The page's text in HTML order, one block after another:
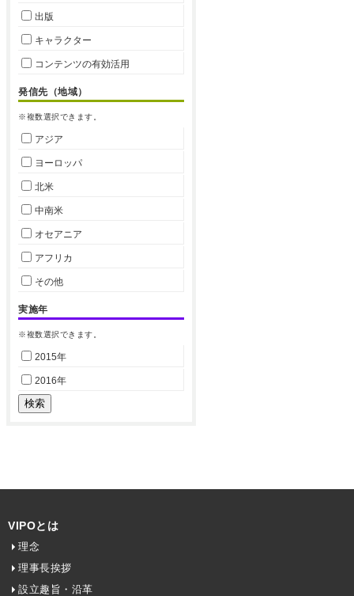
出版
キャラクター
コンテンツの有効活用
発信先（地域）
※複数選択できます。
アジア
ヨーロッパ
北米
中南米
オセアニア
アフリカ
その他
実施年
※複数選択できます。
2015年
2016年
VIPOとは
理念
理事長挨拶
設立趣旨・沿革